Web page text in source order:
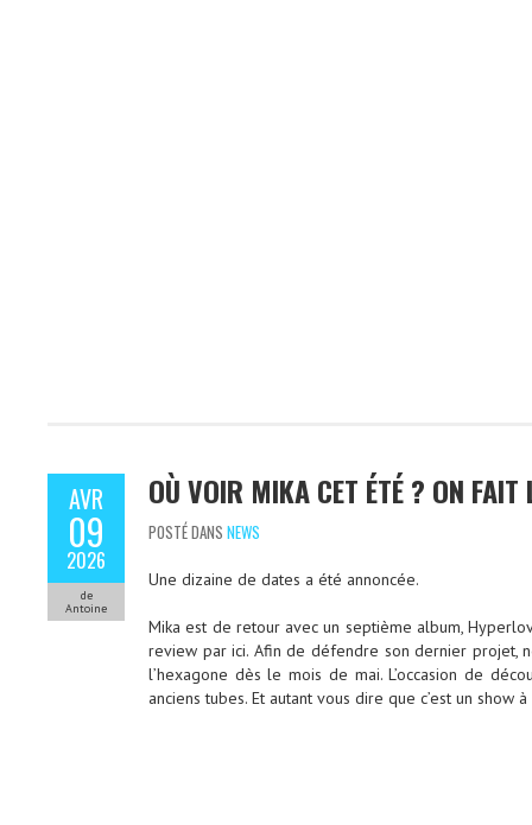
AVR
09
2026
de
Antoine
OÙ VOIR MIKA CET ÉTÉ ? ON FAIT
POSTÉ DANS NEWS
Une dizaine de dates a été annoncée.
Mika est de retour avec un septième album,
review par ici. Afin de défendre son dernier projet,
l’hexagone dès le mois de mai. L’occasion de
anciens tubes. Et autant vous dire que c’est un show